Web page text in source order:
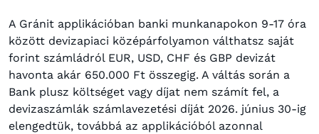
A Gránit applikációban banki munkanapokon 9-17 óra
között devizapiaci középárfolyamon válthatsz saját
forint számládról EUR, USD, CHF és GBP devizát
havonta akár 650.000 Ft összegig. A váltás során a
Bank plusz költséget vagy díjat nem számít fel, a
devizaszámlák számlavezetési díját 2026. június 30-ig
elengedtük, továbbá az applikációból azonnal